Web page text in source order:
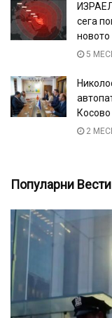
сега
5
2
Популарни Вести